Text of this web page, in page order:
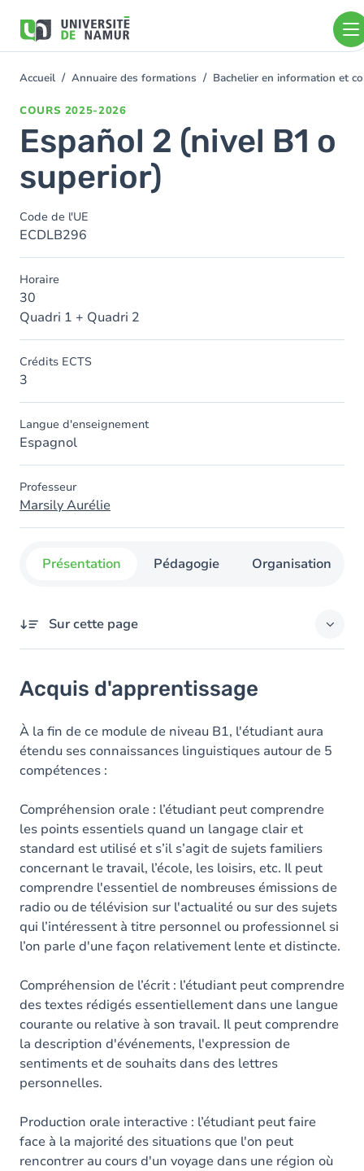
contenu
You
Accueil Annuaire des formations Bachelier en information et
COURS 2025-2026
Español 2 (nivel B1 o
superior)
Code de l'UE
ECDLB296
Horaire
30
Quadri 1 + Quadri 2
Crédits ECTS
3
Langue d'enseignement
Espagnol
Professeur
Marsily Aurélie
Présentation Pédagogie Organisation
Sur cette page
Objectifs
Contenu
Acquis d'apprentissage
À la fin de ce module de niveau B1, l'étudiant aura
étendu ses connaissances linguistiques autour de 5
compétences :
Compréhension orale : l’étudiant peut comprendre
les points essentiels quand un langage clair et
standard est utilisé et s’il s’agit de sujets familiers
concernant le travail, l’école, les loisirs, etc. Il peut
comprendre l'essentiel de nombreuses émissions de
radio ou de télévision sur l'actualité ou sur des sujets
qui l’intéressent à titre personnel ou professionnel si
l’on parle d'une façon relativement lente et distincte.
Compréhension de l’écrit : l’étudiant peut comprendre
des textes rédigés essentiellement dans une langue
courante ou relative à son travail. Il peut comprendre
la description d'événements, l'expression de
sentiments et de souhaits dans des lettres
personnelles.
Production orale interactive : l’étudiant peut faire
face à la majorité des situations que l'on peut
rencontrer au cours d'un voyage dans une région où